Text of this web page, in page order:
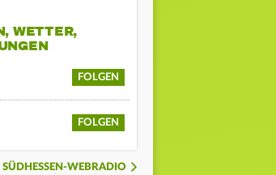
WETTER,
FOLGEN
FOLGEN
SÜDHESSEN-WEBRADIO